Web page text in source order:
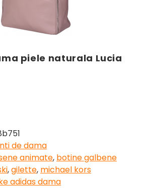
piele naturala Lucia
de dama
animate, botine galbene
,gilette, michael kors
adidas dama